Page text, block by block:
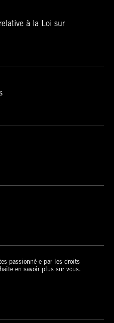
à la Loi sur
passionné-e par les droits
en savoir plus sur vous.